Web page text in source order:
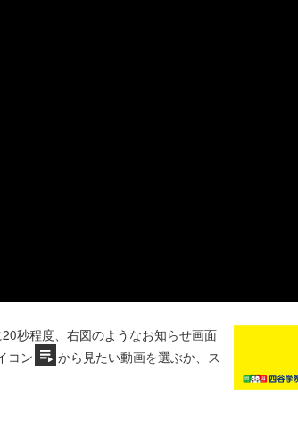
秒程度、右図のようなお知らせ画面
コン
から見たい動画を選ぶか、ス